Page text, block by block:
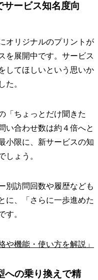
ービス知名度向
オリジナルのプリントが
を展開中です。サービス
してほしいという思いか
た。
「ちょっとだけ聞きた
い合わせ数は約４倍へと
小限に、新サービスの知
しょう。
別訪問回数や履歴なども
に、「さらに一歩進めた
す。
や機能・使い方を解説」
への乗り換えで精